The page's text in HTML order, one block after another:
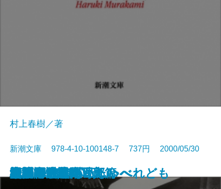
檀
風の男 白洲次郎
婦系図
自閉症だったわたしへ
青春ピカソ
ナイフ
ターン
すいかの匂い
夜明け前に会いたい
辺境・近境
村上春樹／著
新潮文庫 978-4-10-100148-7 737円 2000/05/30
辺境・近境 写真篇
堕落論
しゃべれども しゃべれども
史記の風景
ハンニバル〔上〕
ハンニバル〔下〕
欲望
礼儀作法入門
江戸の暗黒街
中原中也詩集